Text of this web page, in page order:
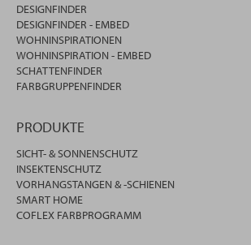
DESIGNFINDER
DESIGNFINDER - EMBED
WOHNINSPIRATIONEN
WOHNINSPIRATION - EMBED
SCHATTENFINDER
FARBGRUPPENFINDER
PRODUKTE
SICHT- & SONNENSCHUTZ
INSEKTENSCHUTZ
VORHANGSTANGEN & -SCHIENEN
SMART HOME
COFLEX FARBPROGRAMM